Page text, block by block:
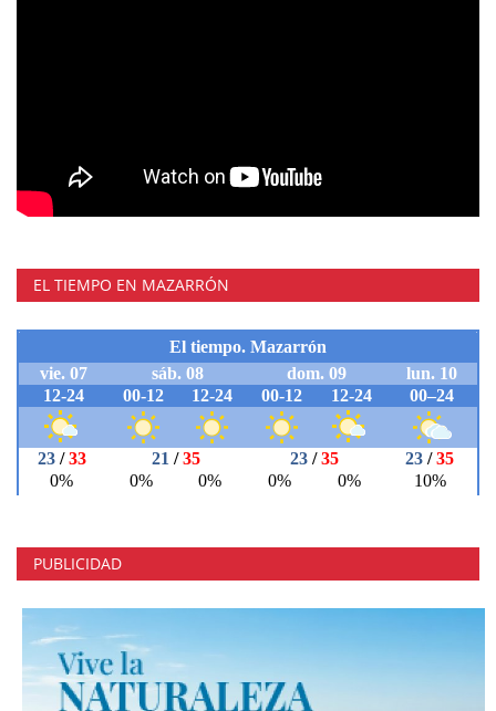
EL TIEMPO EN MAZARRÓN
PUBLICIDAD